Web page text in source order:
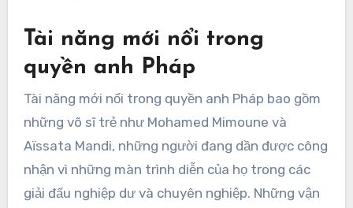
Tài năng mới nổi trong
quyền anh Pháp
Tài năng mới nổi trong quyền anh Pháp bao gồm
những võ sĩ trẻ như Mohamed Mimoune và
Aïssata Mandi, những người đang dần được công
nhận vì những màn trình diễn của họ trong các
giải đấu nghiệp dư và chuyên nghiệp. Những vận